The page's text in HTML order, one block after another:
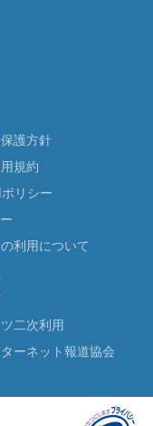
護方針
規約
リシー
利用について
二次利用
ーネット報道協会